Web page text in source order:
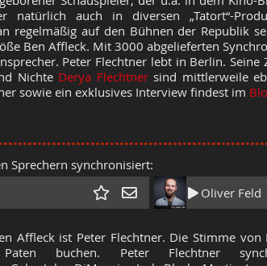
auch in diversen „Tatort“-
regelmäßig auf den Bühnen der Republik
Ben Affleck. Mit 3000 abgelieferten
Peter Flechtner lebt in Berlin.
Nichte Derya Flechtner sind mittlerweile
sowie ein exklusives Interview findest im
Sprechern synchronisiert:
Oliver Feld
Affleck ist Peter Flechtner. Die Stimme
Paten buchen. Peter Flechtner